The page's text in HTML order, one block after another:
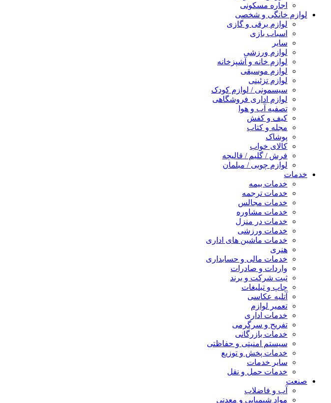
اجاره مسکونی
لوازم خانگی و شخصی
لوازم برقی و گازی
اسباب بازی
سایر
لوازم ورزشی
لوازم خانه و آشپزخانه
لوازم موسیقی
لوازم تزئینی
سیسمونی / لوازم کودک
لوازم اداری فروشگاهی
تصفیه آب و هوا
کیف و کفش
مجله و کتاب
پوشاک
کالای خواب
فرش / گلیم / قالیچه
لوازم چوبی / مبلمان
خدمات
خدمات بیمه
خدمات ترجمه
خدمات مجالس
خدمات مشاوره
خدمات در منزل
خدمات ورزشی
خدمات ماشین های اداری
هنری
خدمات مالی و حسابداری
واردات و صادرات
ثبت شرکت و برند
چاپ و تبلیغات
آتلیه عکاسی
تعمیر لوازم
خدمات اداری
تفریح و سرگرمی
خدمات بازرگانی
سیستم امنیتی و حفاظتی
خدمات پخش و توزیع
سایر خدمات
خدمات حمل و نقل
صنعت
آب و فاضلاب
مواد شیمیایی و معدنی